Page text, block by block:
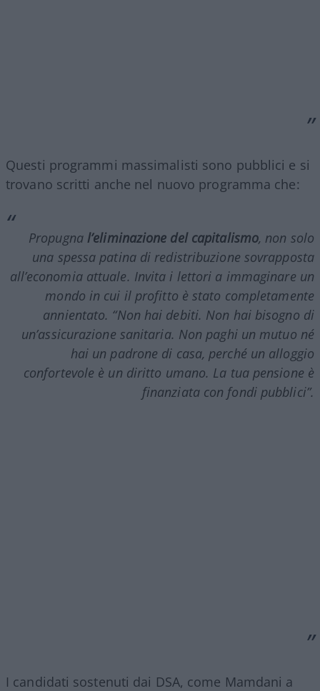
Questi programmi massimalisti sono pubblici e si
trovano scritti anche nel nuovo programma che:
Propugna l’eliminazione del capitalismo, non solo
una spessa patina di redistribuzione sovrapposta
all’economia attuale. Invita i lettori a immaginare un
mondo in cui il profitto è stato completamente
annientato. “Non hai debiti. Non hai bisogno di
un’assicurazione sanitaria. Non paghi un mutuo né
hai un padrone di casa, perché un alloggio
confortevole è un diritto umano. La tua pensione è
finanziata con fondi pubblici”.
I candidati sostenuti dai DSA, come Mamdani a